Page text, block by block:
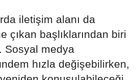
iletişim alanı da
çıkan başlıklarından biri
Sosyal medya
hızla değişebilirken,